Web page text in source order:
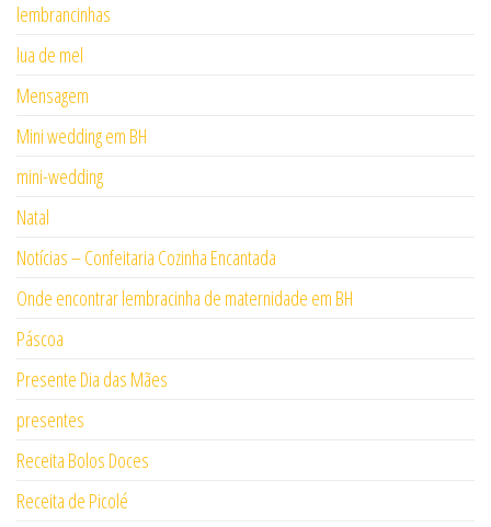
lembrancinhas
lua de mel
Mensagem
Mini wedding em BH
mini-wedding
Natal
Notícias – Confeitaria Cozinha Encantada
Onde encontrar lembracinha de maternidade em BH
Páscoa
Presente Dia das Mães
presentes
Receita Bolos Doces
Receita de Picolé